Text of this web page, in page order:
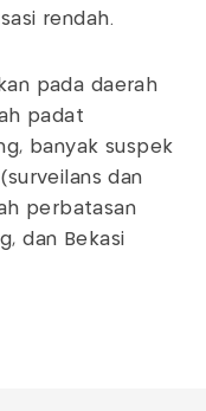
rendah.
pada daerah
padat
banyak suspek
dan
perbatasan
dan Bekasi